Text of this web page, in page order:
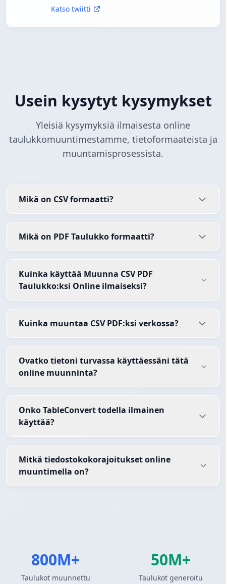
Katso twiitti
Usein kysytyt kysymykset
Yleisiä kysymyksiä ilmaisesta online
taulukkomuuntimestamme, tietoformaateista ja
muuntamisprosessista.
Mikä on CSV formaatti?
Mikä on PDF Taulukko formaatti?
Kuinka käyttää Muunna CSV PDF
Taulukko:ksi Online ilmaiseksi?
Kuinka muuntaa CSV PDF:ksi verkossa?
Ovatko tietoni turvassa käyttäessäni tätä
online muunninta?
Onko TableConvert todella ilmainen
käyttää?
Mitkä tiedostokokorajoitukset online
muuntimella on?
800M+
Taulukot muunnettu
50M+
Taulukot generoitu